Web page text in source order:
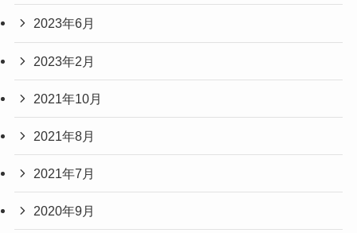
2023年6月
2023年2月
2021年10月
2021年8月
2021年7月
2020年9月